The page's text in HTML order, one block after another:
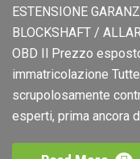
ESTENSIONE
BLOCKSHAFT /
OBD Il Prezzo
immatricolazione
scrupolosamente
esperti, prima ancora